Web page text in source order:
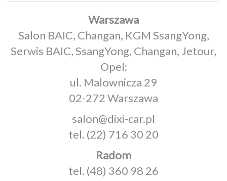
Warszawa
Salon BAIC, Changan, KGM SsangYong,
Serwis BAIC, SsangYong, Changan, Jetour,
Opel:
ul. Malownicza 29
02-272 Warszawa
salon@dixi-car.pl
tel. (22) 716 30 20
Radom
tel. (48) 360 98 26